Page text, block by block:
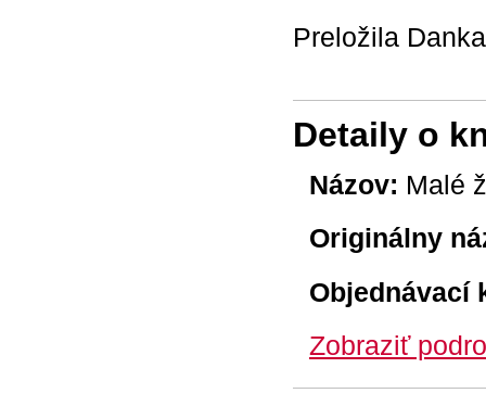
Preložila
Detaily o
Názov: Malé
Originálny
Objednávací
Zobraziť